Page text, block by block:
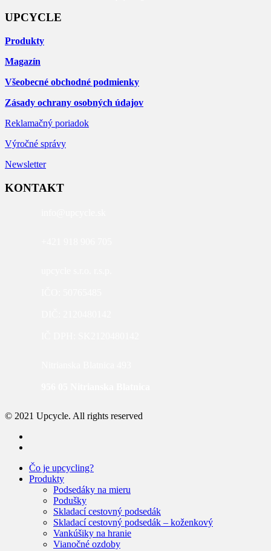
UPCYCLE
Produkty
Magazín
Všeobecné obchodné podmienky
Zásady ochrany osobných údajov
Reklamačný poriadok
Výročné správy
Newsletter
KONTAKT
© 2021 Upcycle. All rights reserved
Close
Menu
Čo je upcycling?
Produkty
Podsedáky na mieru
Podušky
Skladací cestovný podsedák
Skladací cestovný podsedák – koženkový
Vankúšiky na hranie
Vianočné ozdoby